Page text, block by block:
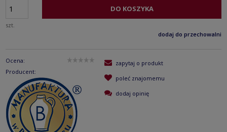
szt.
DO KOSZYKA
dodaj do przechowalni
Ocena:
Producent:
zapytaj o produkt
poleć znajomemu
dodaj opinię